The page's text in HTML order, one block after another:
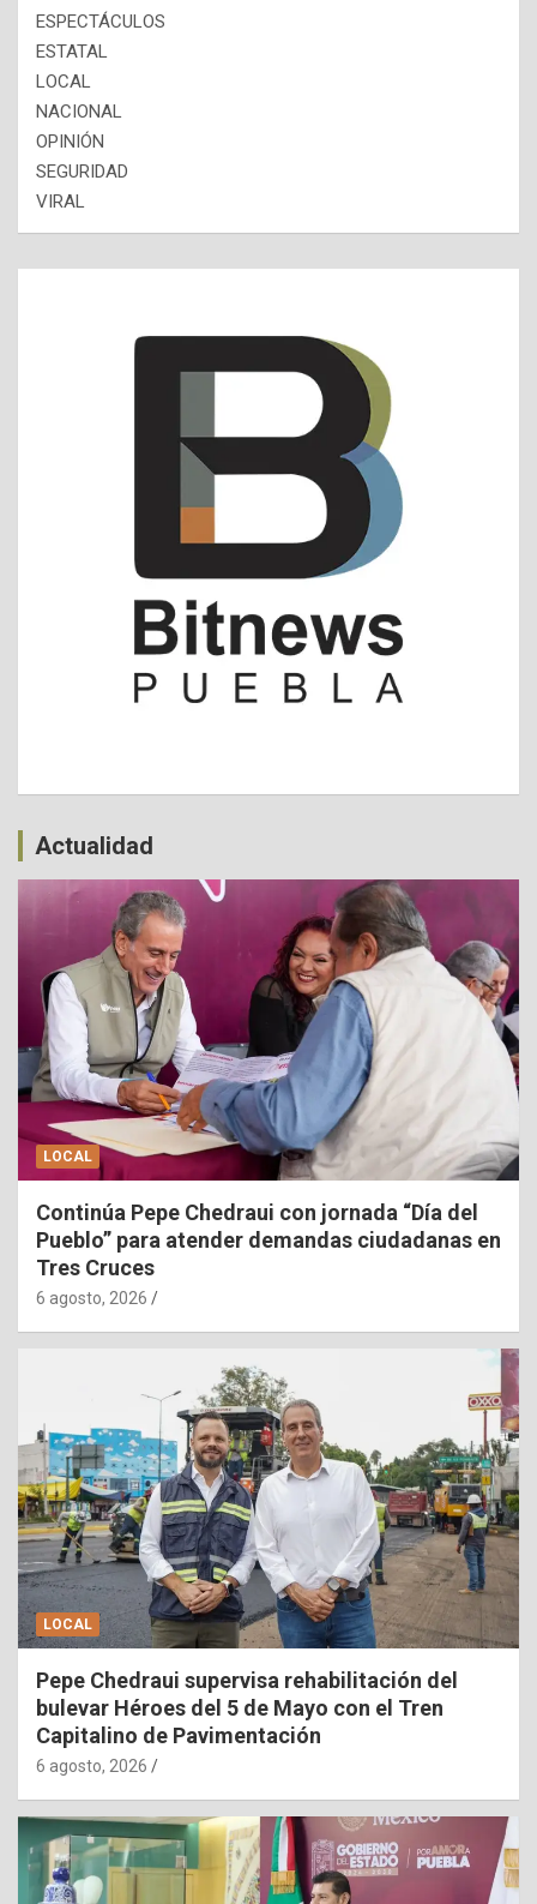
ESPECTÁCULOS
ESTATAL
LOCAL
NACIONAL
OPINIÓN
SEGURIDAD
VIRAL
Actualidad
LOCAL
Continúa Pepe Chedraui con jornada “Día del
Pueblo” para atender demandas ciudadanas en
Tres Cruces
6 agosto, 2026
LOCAL
Pepe Chedraui supervisa rehabilitación del
bulevar Héroes del 5 de Mayo con el Tren
Capitalino de Pavimentación
6 agosto, 2026